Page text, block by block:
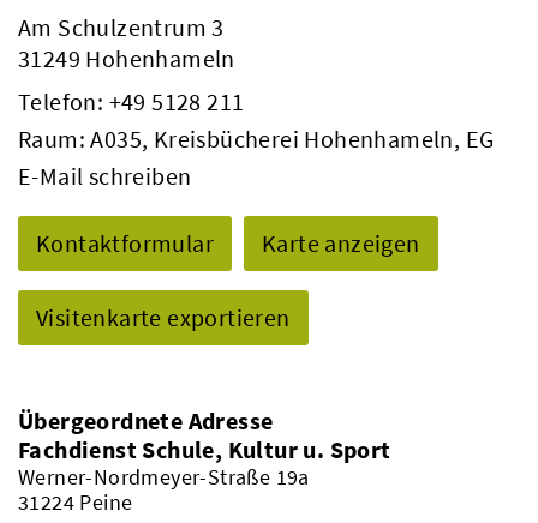
Am Schulzentrum 3
31249 Hohenhameln
Telefon: +49 5128 211
Raum: A035, Kreisbücherei Hohenhameln, EG
E-Mail schreiben
Kontaktformular Karte anzeigen
Visitenkarte exportieren
Übergeordnete Adresse
Fachdienst Schule, Kultur u. Sport
Werner-Nordmeyer-Straße 19a
31224 Peine